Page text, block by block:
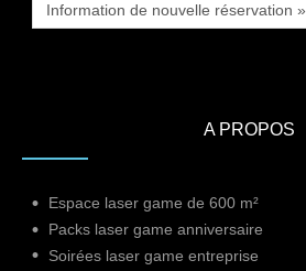
Information de nouvelle réservation »
A PROPOS
Espace laser game de 600 m²
Packs laser game anniversaire
Soirées laser game entreprise